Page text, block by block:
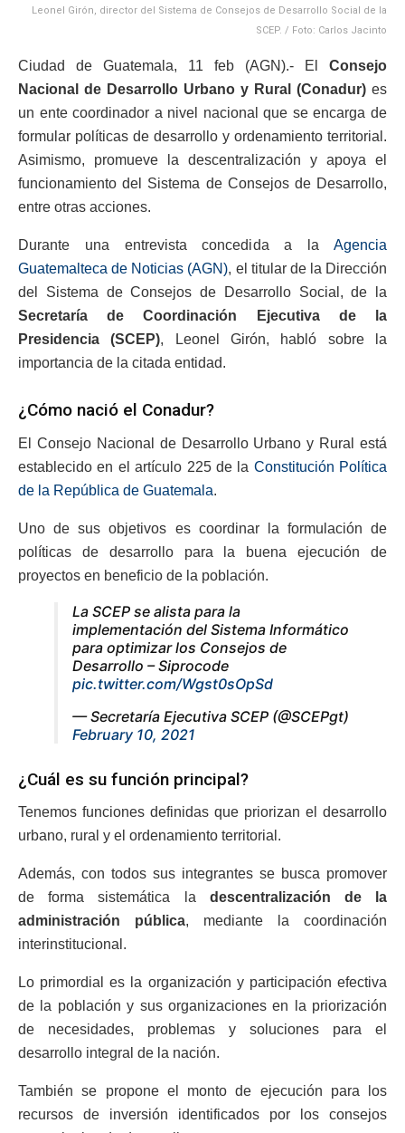
Leonel Girón, director del Sistema de Consejos de Desarrollo Social de la
SCEP. / Foto: Carlos Jacinto
Ciudad de Guatemala, 11 feb (AGN).- El Consejo
Nacional de Desarrollo Urbano y Rural (Conadur) es
un ente coordinador a nivel nacional que se encarga de
formular políticas de desarrollo y ordenamiento territorial.
Asimismo, promueve la descentralización y apoya el
funcionamiento del Sistema de Consejos de Desarrollo,
entre otras acciones.
Durante una entrevista concedida a la Agencia
Guatemalteca de Noticias (AGN), el titular de la Dirección
del Sistema de Consejos de Desarrollo Social, de la
Secretaría de Coordinación Ejecutiva de la
Presidencia
(SCEP), Leonel Girón, habló sobre la
importancia de la citada entidad.
¿Cómo nació el Conadur?
El Consejo Nacional de Desarrollo Urbano y Rural está
establecido en el artículo 225 de la Constitución Política
de la República de Guatemala.
Uno de sus objetivos es coordinar la formulación de
políticas de desarrollo para la buena ejecución de
proyectos en beneficio de la población.
La SCEP se alista para la
implementación del Sistema Informático
para optimizar los Consejos de
Desarrollo – Siprocode
pic.twitter.com/Wgst0sOpSd
— Secretaría Ejecutiva SCEP (@SCEPgt)
February 10, 2021
¿Cuál es su función principal?
Tenemos funciones definidas que priorizan el desarrollo
urbano, rural y el ordenamiento territorial.
Además, con todos sus integrantes se busca promover
de forma sistemática la descentralización de la
administración pública, mediante la coordinación
interinstitucional.
Lo primordial es la organización y participación efectiva
de la población y sus organizaciones en la priorización
de necesidades, problemas y soluciones para el
desarrollo integral de la nación.
También se propone el monto de ejecución para los
recursos de inversión identificados por los consejos